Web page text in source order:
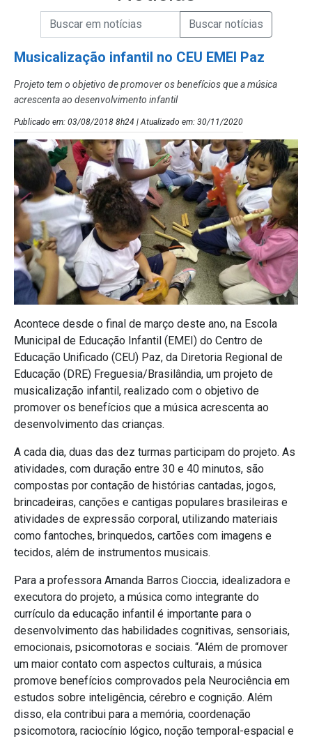
Campo de Busca de Notícias
Campo de Busca de informaçõesEnviar a Busca de Notícias
Musicalização infantil no CEU EMEI Paz
Projeto tem o objetivo de promover os benefícios que a música
acrescenta ao desenvolvimento infantil
Publicado em: 03/08/2018 8h24 | Atualizado em: 30/11/2020
Acontece desde o final de março deste ano, na Escola
Municipal de Educação Infantil (EMEI) do Centro de
Educação Unificado (CEU) Paz, da Diretoria Regional de
Educação (DRE) Freguesia/Brasilândia, um projeto de
musicalização infantil, realizado com o objetivo de
promover os benefícios que a música acrescenta ao
desenvolvimento das crianças.
A cada dia, duas das dez turmas participam do projeto. As
atividades, com duração entre 30 e 40 minutos, são
compostas por contação de histórias cantadas, jogos,
brincadeiras, canções e cantigas populares brasileiras e
atividades de expressão corporal, utilizando materiais
como fantoches, brinquedos, cartões com imagens e
tecidos, além de instrumentos musicais.
Para a professora Amanda Barros Cioccia, idealizadora e
executora do projeto, a música como integrante do
currículo da educação infantil é importante para o
desenvolvimento das habilidades cognitivas, sensoriais,
emocionais, psicomotoras e sociais. “Além de promover
um maior contato com aspectos culturais, a música
promove benefícios comprovados pela Neurociência em
estudos sobre inteligência, cérebro e cognição. Além
disso, ela contribui para a memória, coordenação
psicomotora, raciocínio lógico, noção temporal-espacial e